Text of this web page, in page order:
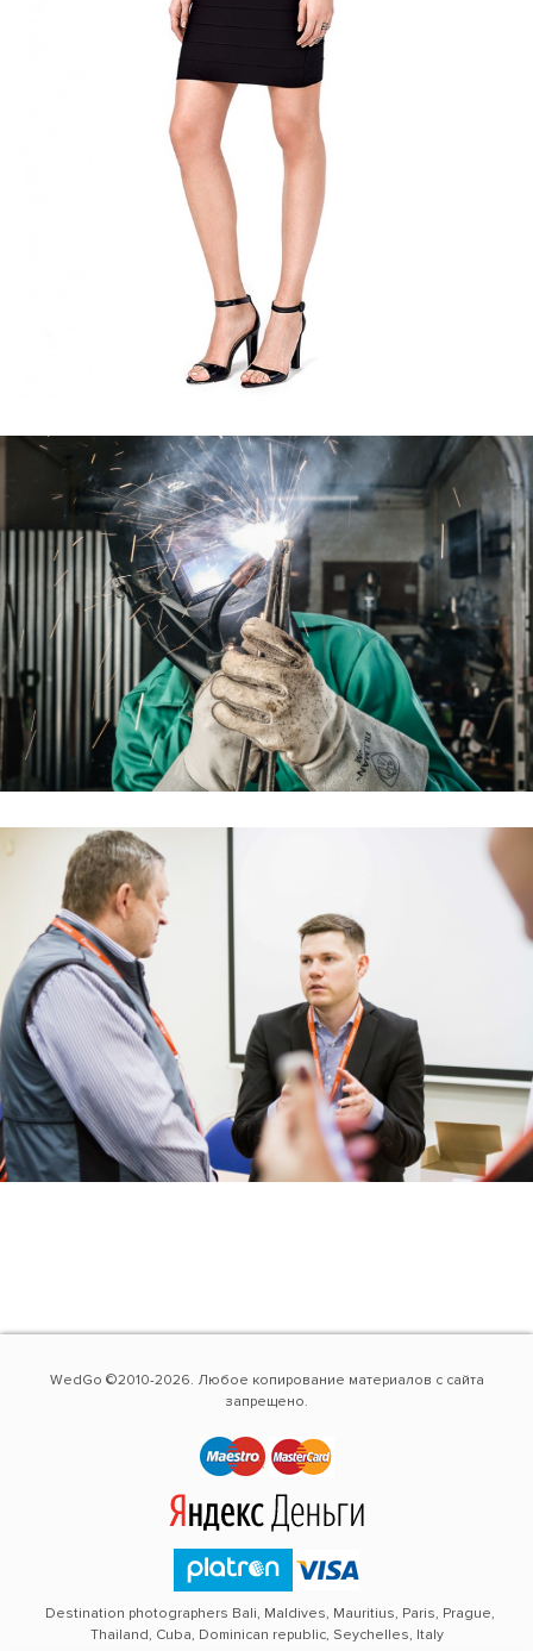
WedGo ©2010-2026. Любое копирование материалов с сайта
запрещено.
Destination photographers Bali, Maldives, Mauritius, Paris, Prague,
Thailand, Cuba, Dominican republic, Seychelles, Italy